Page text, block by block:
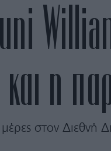
η
στον Διεθνή